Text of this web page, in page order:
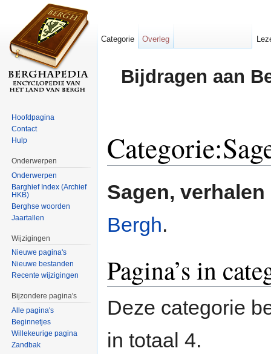
Bijdragen aan
Sagen,
Bergh.
Pagina’s in
Deze categorie
in totaal 4.
Categorie Overleg
Hoofdpagina
Contact
Hulp
Onderwerpen
Onderwerpen
Barghief Index (Archief
HKB)
Berghse woorden
Jaartallen
Wijzigingen
Nieuwe pagina's
Nieuwe bestanden
Recente wijzigingen
Bijzondere pagina's
Alle pagina's
Beginnetjes
Willekeurige pagina
Zandbak